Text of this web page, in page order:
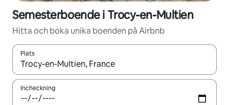
Semesterboende i Trocy-en-Multien
Hitta och boka unika boenden på Airbnb
Plats
När resultaten är tillgängliga kan du navigera med upp- och
Incheckning